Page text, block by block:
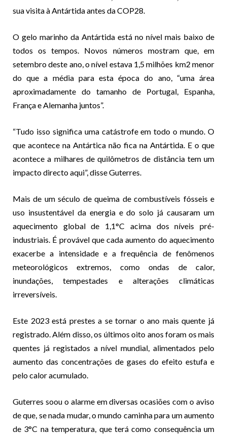
sua visita à Antártida antes da COP28.
O gelo marinho da Antártida está no nível mais baixo de
todos os tempos. Novos números mostram que, em
setembro deste ano, o nível estava 1,5 milhões km2 menor
do que a média para esta época do ano, “uma área
aproximadamente do tamanho de Portugal, Espanha,
França e Alemanha juntos”.
“Tudo isso significa uma catástrofe em todo o mundo. O
que acontece na Antártica não fica na Antártida. E o que
acontece a milhares de quilômetros de distância tem um
impacto directo aqui”, disse Guterres.
Mais de um século de queima de combustíveis fósseis e
uso insustentável da energia e do solo já causaram um
aquecimento global de 1,1°C acima dos níveis pré-
industriais. É provável que cada aumento do aquecimento
exacerbe a intensidade e a frequência de fenômenos
meteorológicos extremos, como ondas de calor,
inundações, tempestades e alterações climáticas
irreversíveis.
Este 2023 está prestes a se tornar o ano mais quente já
registrado. Além disso, os últimos oito anos foram os mais
quentes já registados a nível mundial, alimentados pelo
aumento das concentrações de gases do efeito estufa e
pelo calor acumulado.
Guterres soou o alarme em diversas ocasiões com o aviso
de que, se nada mudar, o mundo caminha para um aumento
de 3°C na temperatura, que terá como consequência um